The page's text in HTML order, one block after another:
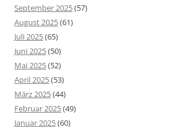
September 2025(57)
August 2025(61)
Juli 2025(65)
Juni 2025(50)
Mai 2025(52)
April 2025(53)
März 2025(44)
Februar 2025(49)
Januar 2025(60)